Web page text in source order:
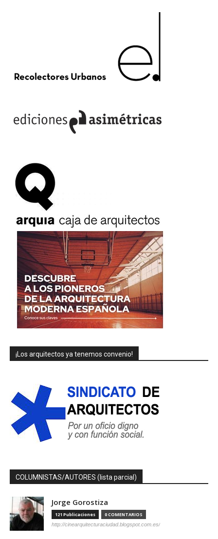
¡Los arquitectos ya tenemos convenio!
COLUMNISTAS/AUTORES (lista parcial)
Jorge Gorostiza
121 Publicaciones 0 COMENTARIOS
http://cinearquitecturaciudad.blogspot.com.es/